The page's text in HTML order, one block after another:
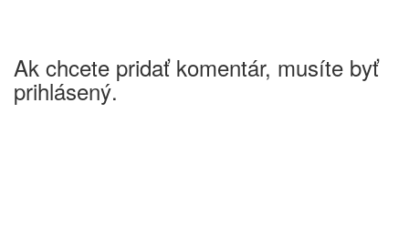
Ak chcete pridať komentár, musíte byť
prihlásený.